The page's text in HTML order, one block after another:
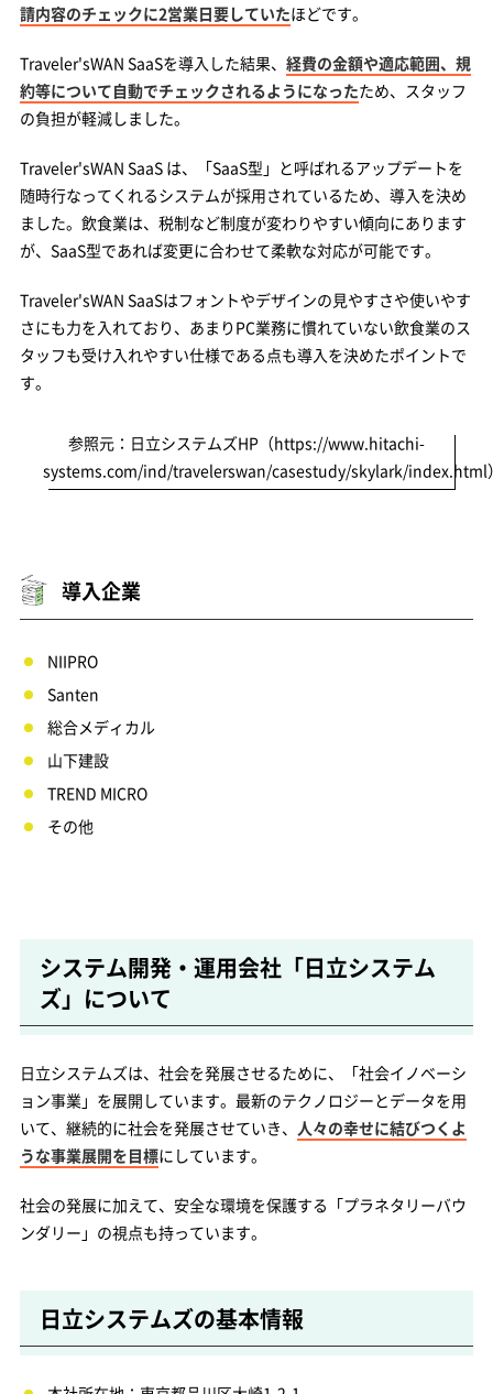
請内容のチェックに2営業日要していたほどです。
Traveler'sWAN SaaSを導入した結果、 経費の金額や適応範囲、規
約等について自動でチェックされるようになったため、スタッフ
の負担が軽減しました。
Traveler'sWAN SaaS は、「SaaS型」と呼ばれるアップデートを
随時行なってくれるシステムが採用されているため、導入を決め
ました。飲食業は、税制など制度が変わりやすい傾向にあります
が、SaaS型であれば変更に合わせて柔軟な対応が可能です。
Traveler'sWAN SaaSはフォントやデザインの見やすさや使いやす
さにも力を入れており、あまりPC業務に慣れていない飲食業のス
タッフも受け入れやすい仕様である点も導入を決めたポイントで
す。
参照元：日立システムズHP（https://www.hitachi-
systems.com/ind/travelerswan/casestudy/skylark/index.html
導入企業
NIIPRO
Santen
総合メディカル
山下建設
TREND MICRO
その他
システム開発・運用会社「日立システム
ズ」について
日立システムズは、社会を発展させるために、「社会イノベーシ
ョン事業」を展開しています。最新のテクノロジーとデータを用
いて、継続的に社会を発展させていき、
人々の幸せに結びつくよ
うな事業展開を目標にしています。
社会の発展に加えて、安全な環境を保護する「プラネタリーバウ
ンダリー」の視点も持っています。
日立システムズの基本情報